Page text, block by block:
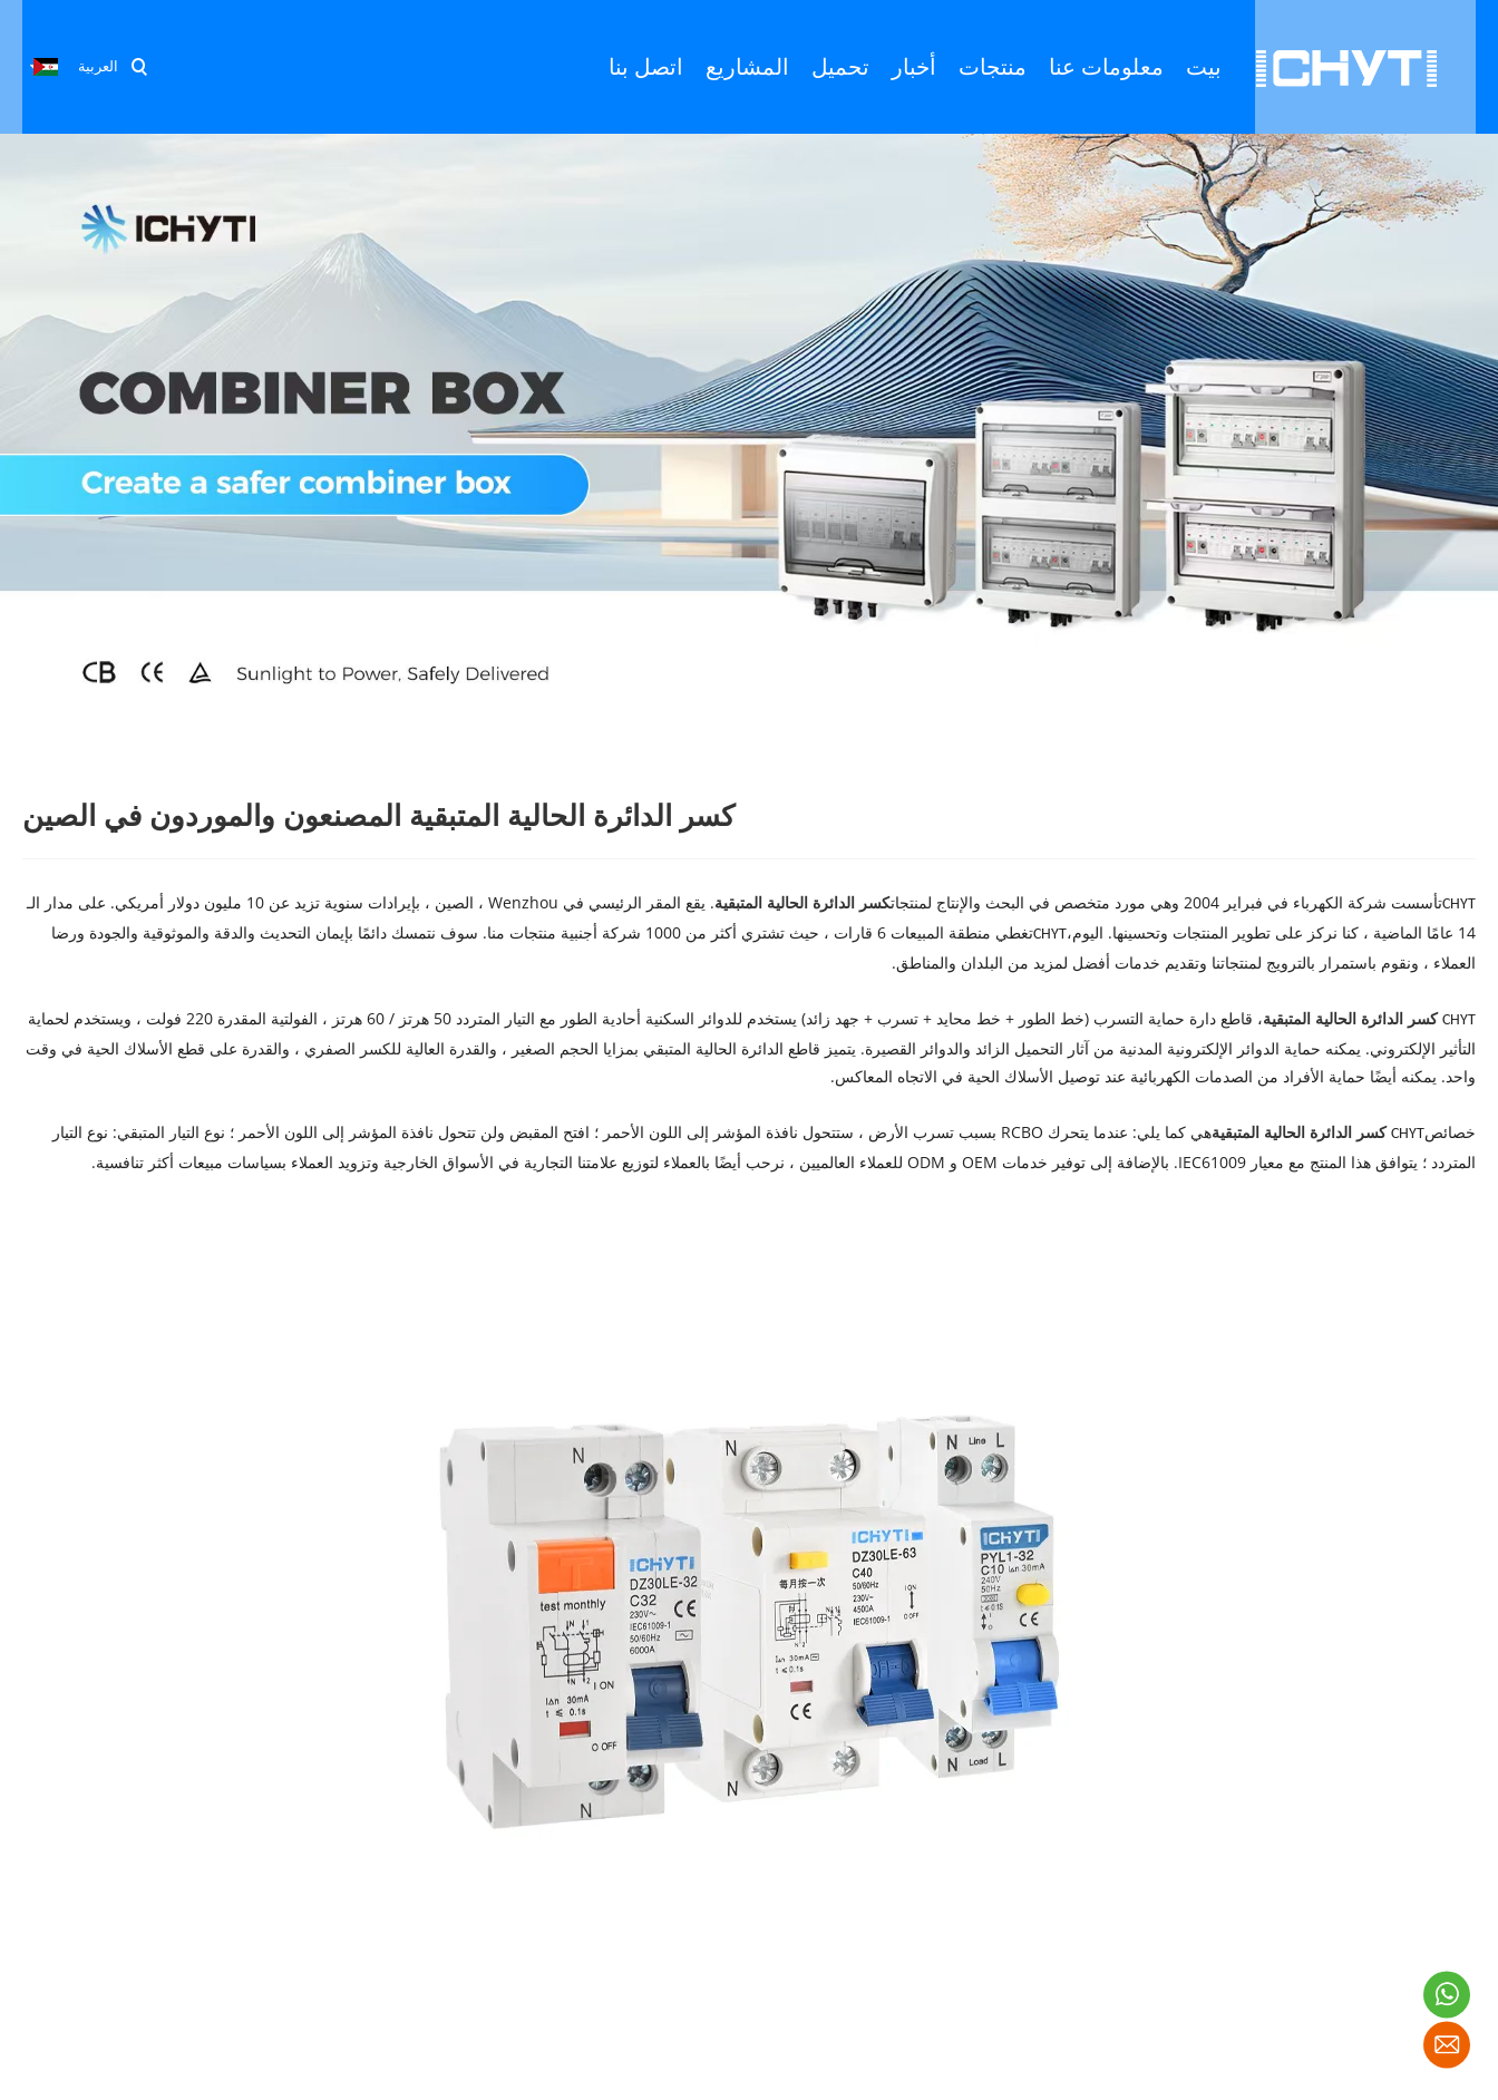
بيت معلومات عنا منتجات أخبار تحميل المشاريع اتصل بنا العربية
كسر الدائرة الحالية المتبقية المصنعون والموردون في الصين
CHYTتأسست شركة الكهرباء في فبراير 2004 وهي مورد متخصص في البحث والإنتاج لمنتجات كسر الدائرة الحالية المتبقية
. يقع المقر الرئيسي في Wenzhou ، الصين ، بإيرادات سنوية تزيد عن 10 مليون دولار أمريكي. على مدار الـ
14 عامًا الماضية ، كنا نركز على تطوير المنتجات وتحسينها. اليوم،
CHYT
تغطي منطقة المبيعات 6 قارات ، حيث تشتري أكثر من 1000 شركة أجنبية منتجات منا. سوف نتمسك دائمًا بإيمان التحديث والدقة والموثوقية والجودة ورضا
العملاء ، ونقوم باستمرار بالترويج لمنتجاتنا وتقديم خدمات أفضل لمزيد من البلدان والمناطق.
CHYT كسر الدائرة الحالية المتبقية
، قاطع دارة حماية التسرب (خط الطور + خط محايد + تسرب + جهد زائد) يستخدم للدوائر السكنية أحادية الطور مع التيار المتردد 50 هرتز / 60 هرتز ، الفولتية المقدرة 220 فولت ، ويستخدم لحماية
التأثير الإلكتروني. يمكنه حماية الدوائر الإلكترونية المدنية من آثار التحميل الزائد والدوائر القصيرة. يتميز قاطع الدائرة الحالية المتبقي بمزايا الحجم الصغير ، والقدرة العالية للكسر الصفري ، والقدرة على قطع الأسلاك الحية في وقت
واحد. يمكنه أيضًا حماية الأفراد من الصدمات الكهربائية عند توصيل الأسلاك الحية في الاتجاه المعاكس.
خصائصCHYT كسر الدائرة الحالية المتبقية
هي كما يلي: عندما يتحرك RCBO بسبب تسرب الأرض ، ستتحول نافذة المؤشر إلى اللون الأحمر ؛ افتح المقبض ولن تتحول نافذة المؤشر إلى اللون الأحمر ؛ نوع التيار المتبقي: نوع التيار
المتردد ؛ يتوافق هذا المنتج مع معيار IEC61009. بالإضافة إلى توفير خدمات OEM و ODM للعملاء العالميين ، نرحب أيضًا بالعملاء لتوزيع علامتنا التجارية في الأسواق الخارجية وتزويد العملاء بسياسات مبيعات أكثر تنافسية.